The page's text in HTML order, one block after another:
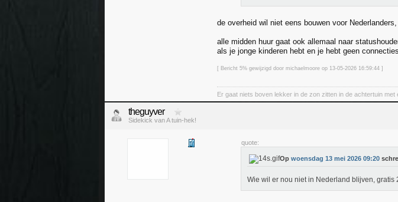
de overheid wil niet eens bouwen voor
alle midden huur gaat ook allemaal naar
als je jonge kinderen hebt en je hebt geen
[ Bericht 5% gewijzigd door michaelmoore op 13-05-2026 16:59:44 ]
Er gaat niets boven lekker in de zon zitten in de achtertuin
theguyver
Sidekick van A tuin-hek!
quote:
Op woensdag 13 mei 2026 09:20
Wie wil er nou niet in Nederland blijven, gratis